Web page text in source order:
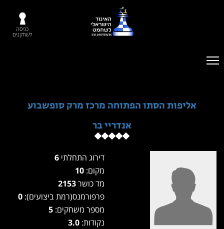
כניסה
לשחקנים
אליפות הסתו הפתוחה מרכז מרק סופשבוע
אנדריי בר
דירוג התחלתי
מקום:
מד כושר
פרפורמנס(רמת ביצועים):
מספר משחקים:
נקודות: 3.0